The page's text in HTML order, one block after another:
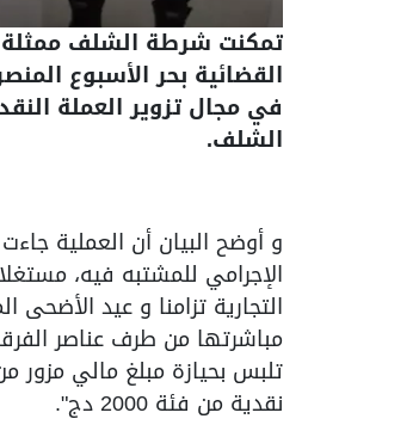
القضائية بحر الأسبوع
في مجال تزوير العملة
الشلف.
و أوضح البيان أن العملية
الإجرامي للمشتبه فيه،
التجارية تزامنا و عيد الأضحى
مباشرتها من طرف عناصر
نقدية من فئة 2000 دج".